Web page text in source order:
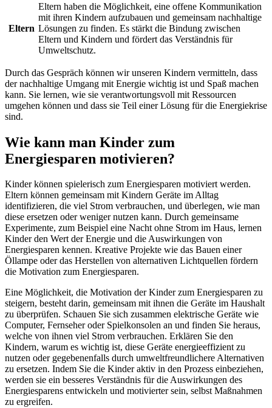
Eltern
Eltern haben die Möglichkeit, eine offene Kommunikation
mit ihren Kindern aufzubauen und gemeinsam nachhaltige
Lösungen zu finden. Es stärkt die Bindung zwischen
Eltern und Kindern und fördert das Verständnis für
Umweltschutz.
Durch das Gespräch können wir unseren Kindern vermitteln, dass
der nachhaltige Umgang mit Energie wichtig ist und Spaß machen
kann. Sie lernen, wie sie verantwortungsvoll mit Ressourcen
umgehen können und dass sie Teil einer Lösung für die Energiekrise
sind.
Wie kann man Kinder zum
Energiesparen motivieren?
Kinder können spielerisch zum Energiesparen motiviert werden.
Eltern können gemeinsam mit Kindern Geräte im Alltag
identifizieren, die viel Strom verbrauchen, und überlegen, wie man
diese ersetzen oder weniger nutzen kann. Durch gemeinsame
Experimente, zum Beispiel eine Nacht ohne Strom im Haus, lernen
Kinder den Wert der Energie und die Auswirkungen von
Energiesparen kennen. Kreative Projekte wie das Bauen einer
Öllampe oder das Herstellen von alternativen Lichtquellen fördern
die Motivation zum Energiesparen.
Eine Möglichkeit, die Motivation der Kinder zum Energiesparen zu
steigern, besteht darin, gemeinsam mit ihnen die Geräte im Haushalt
zu überprüfen. Schauen Sie sich zusammen elektrische Geräte wie
Computer, Fernseher oder Spielkonsolen an und finden Sie heraus,
welche von ihnen viel Strom verbrauchen. Erklären Sie den
Kindern, warum es wichtig ist, diese Geräte energieeffizient zu
nutzen oder gegebenenfalls durch umweltfreundlichere Alternativen
zu ersetzen. Indem Sie die Kinder aktiv in den Prozess einbeziehen,
werden sie ein besseres Verständnis für die Auswirkungen des
Energiesparens entwickeln und motivierter sein, selbst Maßnahmen
zu ergreifen.